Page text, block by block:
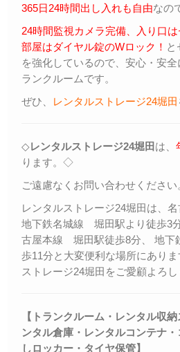
365日24時間出し入れも自由なの
24時間監視カメラ完備、入り口
部屋はダイヤル錠のWロック！ と
を強化しているので、安心・安
ランクルームです。
ぜひ、
レンタルストレージ24堀田
◇レンタルストレージ24堀田 は、
ります。◇
ご遠慮なくお問い合わせください
レンタルストレージ24堀田は、名
地下鉄名城線 堀田駅より徒歩3
古屋本線 堀田駅徒歩8分、 地
歩11分と大変便利な場所にあり
ストレージ24堀田をご愛顧よろし
【トランクルーム・レンタル収
ンタル倉庫・レンタルコンテナ・
しロッカー・ タイヤ保管】